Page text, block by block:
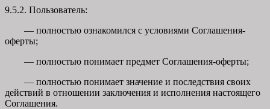
9.5.2. Пользователь:
— полностью ознакомился с условиями Соглашения-
оферты;
— полностью понимает предмет Соглашения-оферты;
— полностью понимает значение и последствия своих
действий в отношении заключения и исполнения настоящего
Соглашения.